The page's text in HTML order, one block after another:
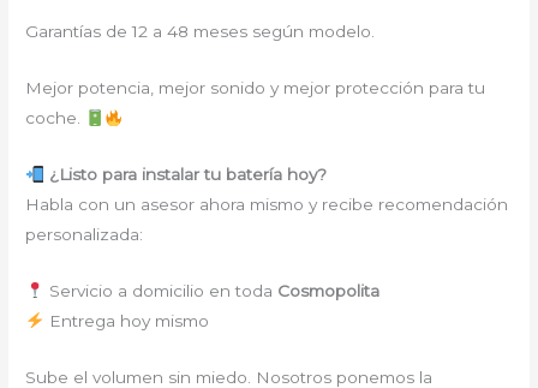
Garantías de 12 a 48 meses según modelo.
Mejor potencia, mejor sonido y mejor protección para tu
coche.
¿Listo para instalar tu batería hoy?
Habla con un asesor ahora mismo y recibe recomendación
personalizada:
Servicio a domicilio en toda Cosmopolita
Entrega hoy mismo
Sube el volumen sin miedo. Nosotros ponemos la